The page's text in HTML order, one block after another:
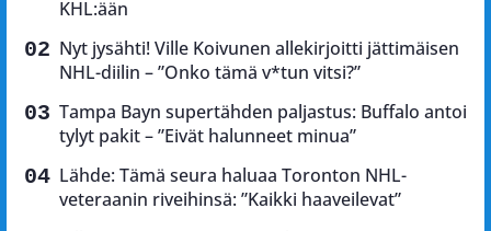
KHL:ään
Nyt jysähti! Ville Koivunen allekirjoitti jättimäisen
NHL-diilin – ”Onko tämä v*tun vitsi?”
Tampa Bayn supertähden paljastus: Buffalo antoi
tylyt pakit – ”Eivät halunneet minua”
Lähde: Tämä seura haluaa Toronton NHL-
veteraanin riveihinsä: ”Kaikki haaveilevat”